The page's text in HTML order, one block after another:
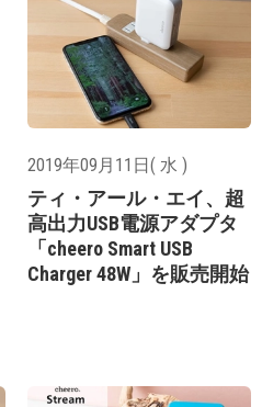
2019年09月11日( 水 )
ティ・アール・エイ、超
高出力USB電源アダプタ
「cheero Smart USB
Charger 48W」を販売開始